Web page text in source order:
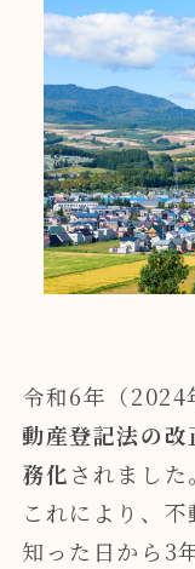
令和6年（2024
動産登記法の改
務化されました。
これにより、
知った日から3